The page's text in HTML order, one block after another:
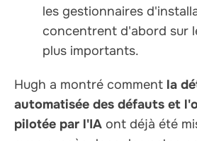
les gestionnaires
concentrent d'abord sur
plus importants.
Hugh a montré comment la
automatisée des défauts et
pilotée par l'IA ont déjà été